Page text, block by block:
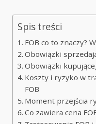
Spis treści
FOB co to znaczy?
Obowiązki
Obowiązki
Koszty i ryzyko w
FOB
Moment przejścia
Co zawiera cena